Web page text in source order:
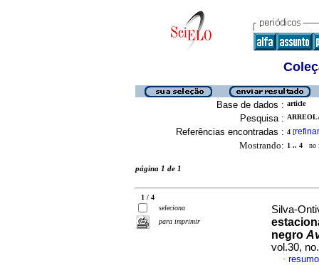
Base de dados : article
Pesquisa :
Referências encontradas : 4 [refinar
Mostrando: 1 .. 4 no
página 1 de 1
1 / 4
seleciona
para imprimir
Silva-
negro
vol.30,
·